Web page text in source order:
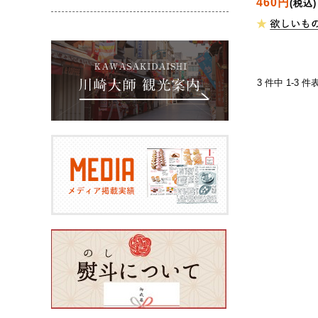
(税込)
3 件中 1-3